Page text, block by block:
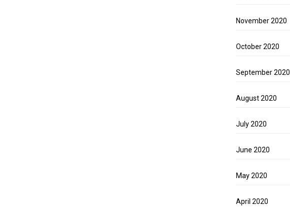
November 2020
October 2020
September 2020
August 2020
July 2020
June 2020
May 2020
April 2020